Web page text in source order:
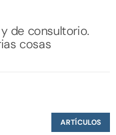
de consultorio.
cosas
ARTÍCULOS